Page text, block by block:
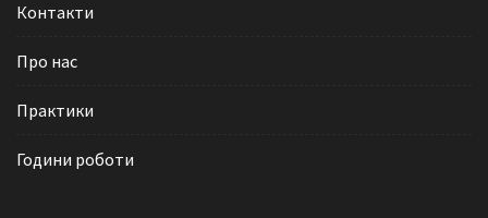
Контакти
Про нас
Практики
Години роботи